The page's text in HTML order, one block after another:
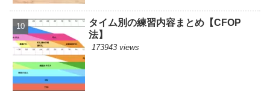
タイム別の練習内容まとめ【CFOP
法】
173943 views